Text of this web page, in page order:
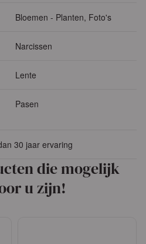
Bloemen - Planten, Foto's
Narcissen
Lente
Pasen
30 jaar ervaring
die mogelijk
u zijn!